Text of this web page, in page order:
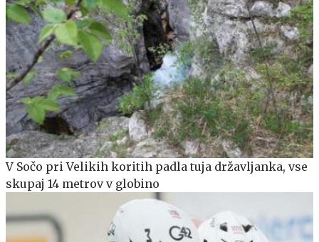
V Sočo pri Velikih koritih padla tuja državljanka, vse
skupaj 14 metrov v globino